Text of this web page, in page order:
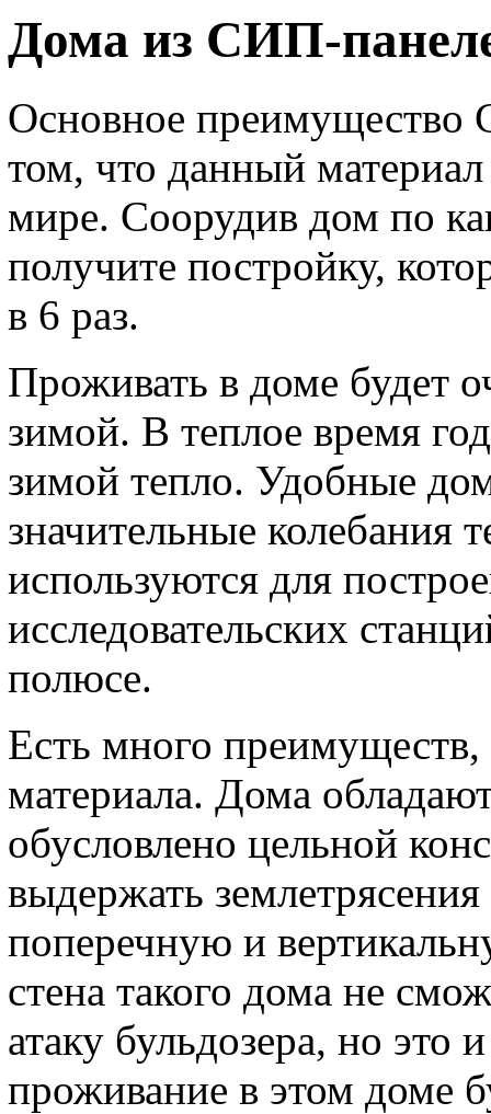
Дома из СИП-
Основное преимущество
том, что данный
мире. Соорудив дом по
получите постройку,
в 6 раз.
Проживать в доме будет
зимой. В теплое время
зимой тепло. Удобные
значительные
используются для
исследовательских
полюсе.
Есть много преимуществ,
материала. Дома
обусловлено цельной
выдержать
поперечную и
стена такого дома не
атаку бульдозера, но
проживание в этом доме